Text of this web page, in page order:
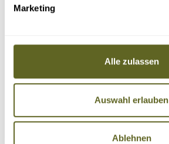
Marketing
Alle zulassen
Auswahl erlauben
Ablehnen